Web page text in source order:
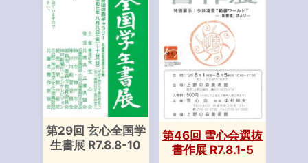
第29回 玄心全国学
生書展 R7.8.8-10
第46回 雪心会選抜
書作展 R7.8.1-5